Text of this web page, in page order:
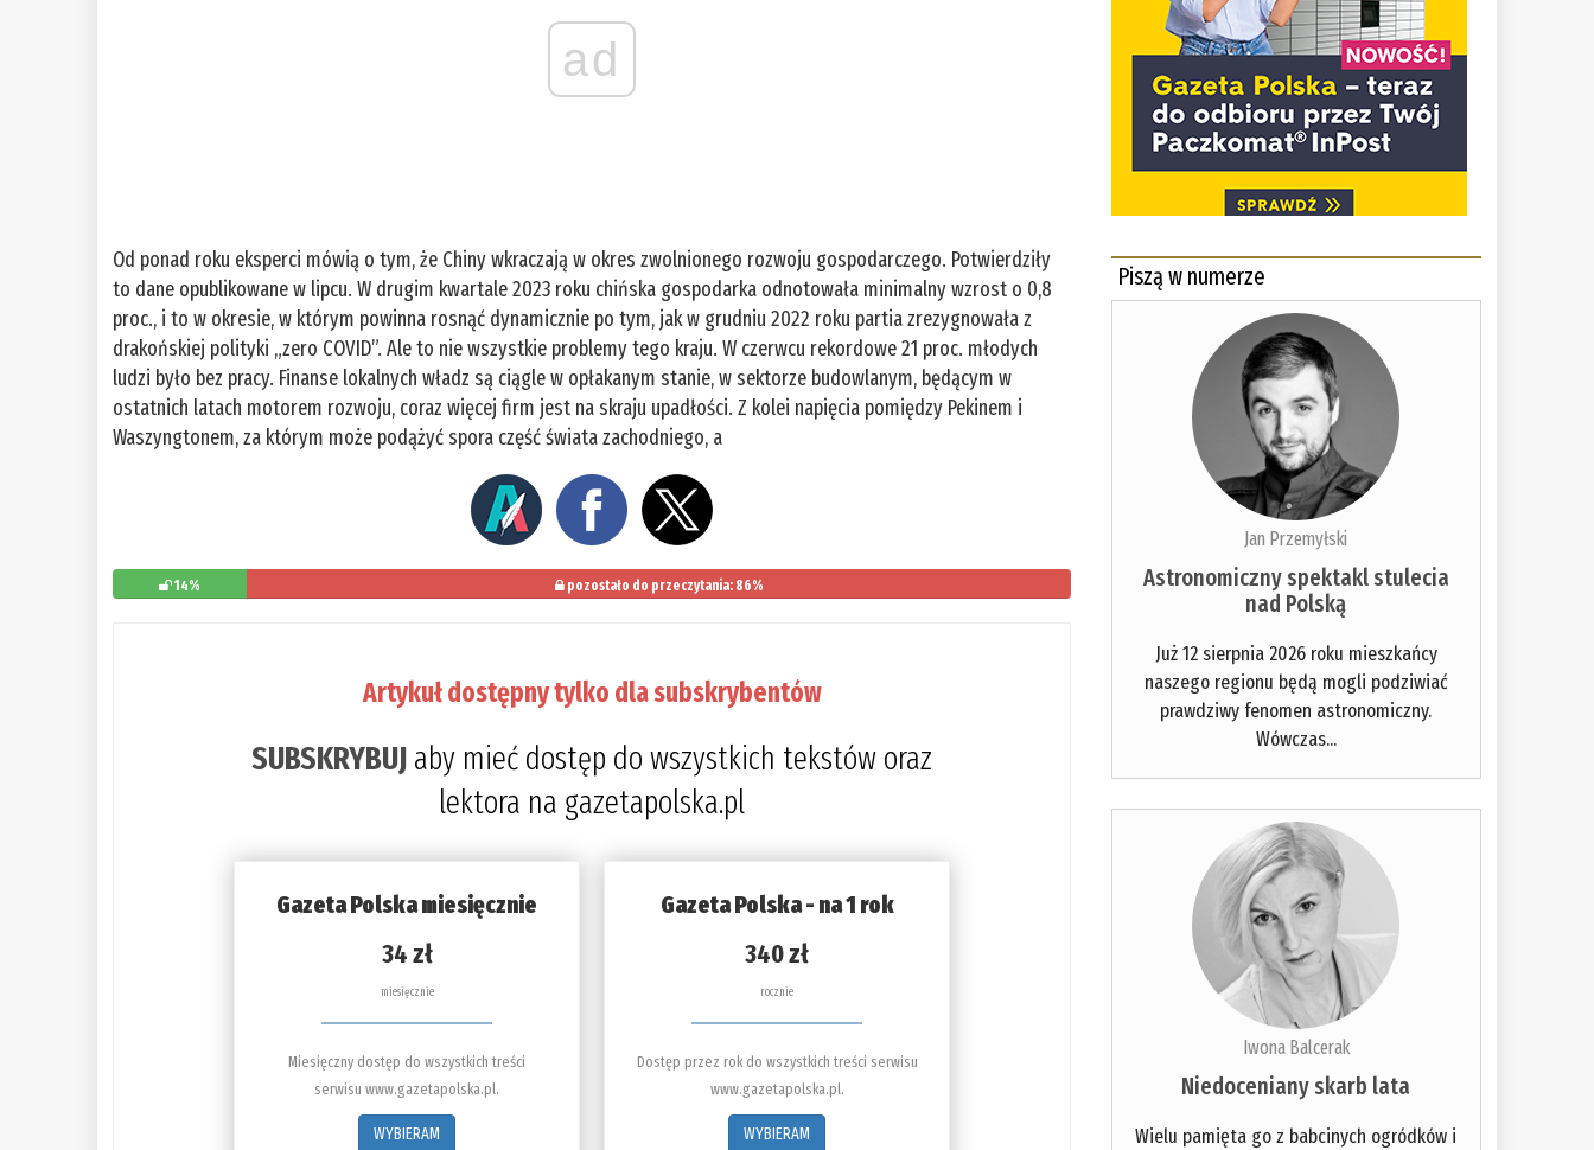
ad
Od ponad roku eksperci mówią o tym, że Chiny wkraczają w okres zwolnionego rozwoju gospodarczego. Potwierdziły
to dane opublikowane w lipcu. W drugim kwartale 2023 roku chińska gospodarka odnotowała minimalny wzrost o 0,8
proc., i to w okresie, w którym powinna rosnąć dynamicznie po tym, jak w grudniu 2022 roku partia zrezygnowała z
drakońskiej polityki „zero COVID”. Ale to nie wszystkie problemy tego kraju. W czerwcu rekordowe 21 proc. młodych
ludzi było bez pracy. Finanse lokalnych władz są ciągle w opłakanym stanie, w sektorze budowlanym, będącym w
ostatnich latach motorem rozwoju, coraz więcej firm jest na skraju upadłości. Z kolei napięcia pomiędzy Pekinem i
Waszyngtonem, za którym może podążyć spora część świata zachodniego, a
14% pozostało do przeczytania: 86%
Artykuł dostępny tylko dla subskrybentów
SUBSKRYBUJ aby mieć dostęp do wszystkich tekstów oraz
lektora na gazetapolska.pl
Gazeta Polska miesięcznie
34 zł
miesięcznie
Miesięczny dostęp do wszystkich treści
serwisu www.gazetapolska.pl.
WYBIERAM
Gazeta Polska - na 1 rok
340 zł
rocznie
Dostęp przez rok do wszystkich treści serwisu
www.gazetapolska.pl.
WYBIERAM
Piszą w numerze
Jan Przemyłski
Astronomiczny spektakl stulecia
nad Polską
Już 12 sierpnia 2026 roku mieszkańcy
naszego regionu będą mogli podziwiać
prawdziwy fenomen astronomiczny.
Wówczas...
Iwona Balcerak
Niedoceniany skarb lata
Wielu pamięta go z babcinych ogródków i